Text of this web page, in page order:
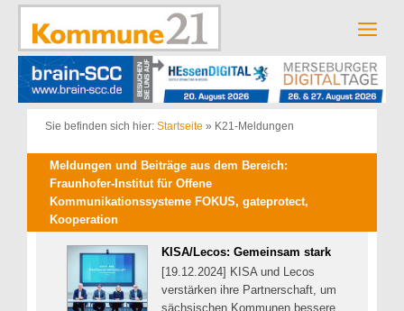
Zum
springen
Sie befinden sich hier: Startseite » K21-Meldungen
Meldungen und Beiträge aus dem Bereich:
Fraunhofer-Institut für Offene
Kommunikationssysteme FOKUS, gateprotect,
Kooperation
KISA/Lecos: Gemeinsam stark
[19.12.2024] KISA und Lecos
verstärken ihre Partnerschaft, um
sächsischen Kommunen bessere